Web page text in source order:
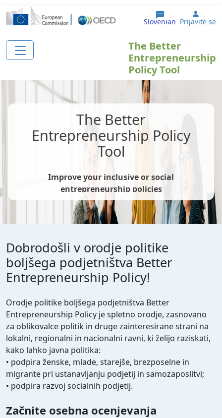
Skip to main content
Slovenian User
Prijavite se
The Better
Entrepreneurship
Policy Tool
The Better
Entrepreneurship Policy
Tool
Improve your inclusive or social
entrepreneurship policies
Dobrodošli v orodje politike
boljšega podjetništva Better
Entrepreneurship Policy!
Orodje politike boljšega podjetništva Better
Entrepreneurship Policy je spletno orodje, zasnovano
za oblikovalce politik in druge zainteresirane strani na
lokalni, regionalni in nacionalni ravni, ki želijo raziskati,
kako lahko javna politika:
• podpira ženske, mlade, starejše, brezposelne in
migrante pri ustanavljanju podjetij in samozaposlitvi;
• podpira razvoj socialnih podjetij.
Začnite osebna ocenjevanja